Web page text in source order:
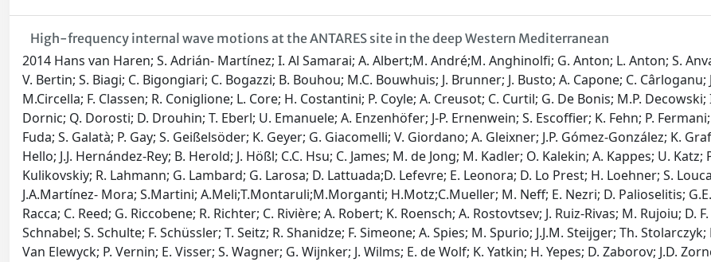
High-frequency internal wave motions at the ANTARES site in the deep Western Mediterranean
2014 Hans van Haren; S. Adrián- Martínez; I. Al Samarai; A. Albert;M. André;M. Anghinolfi; G. Anton; L. Anton; S.
V. Bertin; S. Biagi; C. Bigongiari; C. Bogazzi; B. Bouhou; M.C. Bouwhuis; J. Brunner; J. Busto; A. Capone; C.
M.Circella; F. Classen; R. Coniglione; L. Core; H. Costantini; P. Coyle; A. Creusot; C. Curtil; G. De Bonis; M.P.
Dornic; Q. Dorosti; D. Drouhin; T. Eberl; U. Emanuele; A. Enzenhöfer; J-P. Ernenwein; S. Escoffier; K. Fehn; P.
Fuda; S. Galatà; P. Gay; S. Geißelsöder; K. Geyer; G. Giacomelli; V. Giordano; A. Gleixner; J.P. Gómez-González; K.
Hello; J.J. Hernández-Rey; B. Herold; J. Hößl; C.C. Hsu; C. James; M. de Jong; M. Kadler; O. Kalekin; A. Kappes; U.
Kulikovskiy; R. Lahmann; G. Lambard; G. Larosa; D. Lattuada;D. Lefevre; E. Leonora; D. Lo Prest; H. Loehner; S.
J.A.Martínez- Mora; S.Martini; A.Meli;T.Montaruli;M.Morganti; H.Motz;C.Mueller; M. Neff; E. Nezri; D. Palioselitis; G.E.
Racca; C. Reed; G. Riccobene; R. Richter; C. Rivière; A. Robert; K. Roensch; A. Rostovtsev; J. Ruiz-Rivas; M. Rujoiu; D.
Schnabel; S. Schulte; F. Schüssler; T. Seitz; R. Shanidze; F. Simeone; A. Spies; M. Spurio; J.J.M. Steijger; Th.
Van Elewyck; P. Vernin; E. Visser; S. Wagner; G. Wijnker; J. Wilms; E. de Wolf; K. Yatkin; H. Yepes; D. Zaborov; J.D.